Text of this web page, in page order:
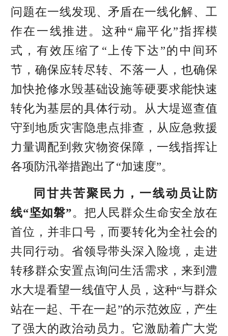
问题在一线发现、矛盾在一线化解、工
作在一线推进。这种“扁平化”指挥模
式，有效压缩了“上传下达”的中间环
节，确保应转尽转、不落一人，也确保
加快抢修水毁基础设施等硬要求能快速
转化为基层的具体行动。从大堤巡查值
守到地质灾害隐患点排查，从应急救援
力量调配到救灾物资保障，一线指挥让
各项防汛举措跑出了“加速度”。
同甘共苦聚民力，一线动员让防
线“坚如磐”。把人民群众生命安全放在
首位，并非口号，而要转化为全社会的
共同行动。省领导带头深入险境，走进
转移群众安置点询问生活需求，来到澧
水大堤看望一线值守人员，这种“与群众
站在一起、干在一起”的示范效应，产生
了强大的政治动员力。它激励着广大党